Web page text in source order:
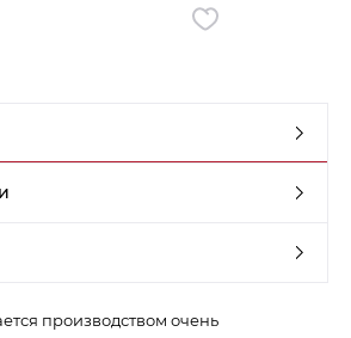
производством очень